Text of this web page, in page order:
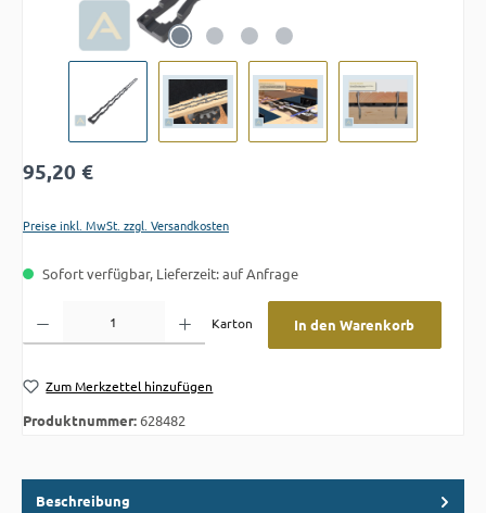
Regulärer Preis:
95,20 €
Preise inkl. MwSt. zzgl. Versandkosten
Sofort verfügbar, Lieferzeit: auf Anfrage
Karton
In den Warenkorb
Zum Merkzettel hinzufügen
Produktnummer:628482
Beschreibung